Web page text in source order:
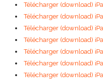
Télécharger (download)
Télécharger (download)
Télécharger (download)
Télécharger (download)
Télécharger (download)
Télécharger (download)
Télécharger (download)